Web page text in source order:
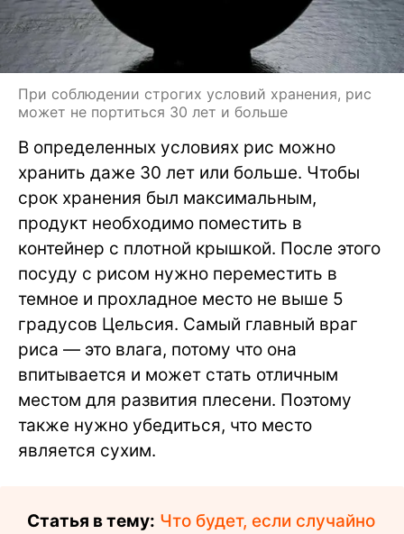
При соблюдении строгих условий хранения, рис
может не портиться 30 лет и больше
В определенных условиях рис можно
хранить даже 30 лет или больше. Чтобы
срок хранения был максимальным,
продукт необходимо поместить в
контейнер с плотной крышкой. После этого
посуду с рисом нужно переместить в
темное и прохладное место не выше 5
градусов Цельсия. Самый главный враг
риса — это влага, потому что она
впитывается и может стать отличным
местом для развития плесени. Поэтому
также нужно убедиться, что место
является сухим.
Статья в тему: Что будет, если случайно